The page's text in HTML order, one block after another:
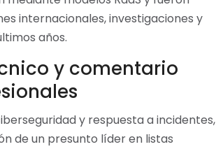
internacionales, investigaciones y
años.
y comentario
y respuesta a incidentes,
de un presunto líder en listas